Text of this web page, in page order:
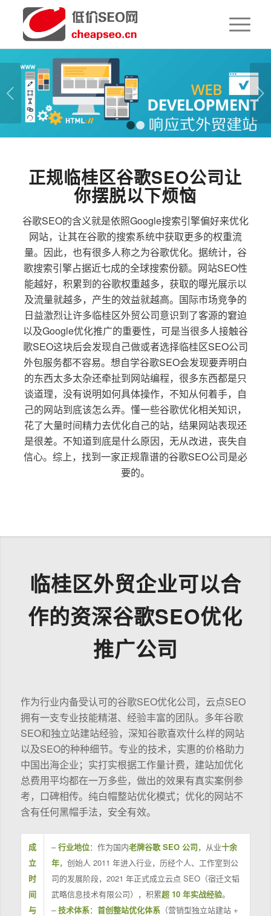
下一页
1 2
正规临桂区谷歌SEO公司让
你摆脱以下烦恼
谷歌SEO的含义就是依照Google搜索引擎偏好来优化
网站，让其在谷歌的搜索系统中获取更多的权重流
量。因此，也有很多人称之为谷歌优化。据统计，谷
歌搜索引擎占据近七成的全球搜索份额。网站SEO性
能越好，积累到的谷歌权重越多，获取的曝光展示以
及流量就越多，产生的效益就越高。国际市场竞争的
日益激烈让许多临桂区外贸公司意识到了客源的窘迫
以及Google优化推广的重要性，可是当很多人接触谷
歌SEO这块后会发现自己做或者选择临桂区SEO公司
外包服务都不容易。想自学谷歌SEO会发现要弄明白
的东西太多太杂还牵扯到网站编程，很多东西都是只
谈道理，没有说明如何具体操作，不知从何着手，自
己的网站到底该怎么弄。懂一些谷歌优化相关知识，
花了大量时间精力去优化自己的站，结果网站表现还
是很差。不知道到底是什么原因，无从改进，丧失自
信心。综上，找到一家正规靠谱的谷歌SEO公司是必
要的。
临桂区外贸企业可以合
作的资深谷歌SEO优化
推广公司
作为行业内备受认可的谷歌SEO优化公司，云点SEO
拥有一支专业技能精湛、经验丰富的团队。多年谷歌
SEO和独立站建站经验，深知谷歌喜欢什么样的网站
以及SEO的种种细节。专业的技术，实惠的价格助力
中国出海企业；实打实根据工作量计费，建站加优化
总费用平均都在一万多些，做出的效果有真实案例参
考，口碑相传。纯白帽整站优化模式；优化的网站不
含有任何黑帽手法，安全有效。
成
立
时
间
与
–行业地位：作为国内老牌谷歌 SEO 公司，从业十余
年，创始人 2011 年进入行业，历经个人、工作室到公
司的发展阶段，2021 年正式成立云点 SEO（宿迁文韬
武略信息技术有限公司），积累超 10 年实战经验。
–技术体系： 首创整站优化体系（营销型独立站建站 +